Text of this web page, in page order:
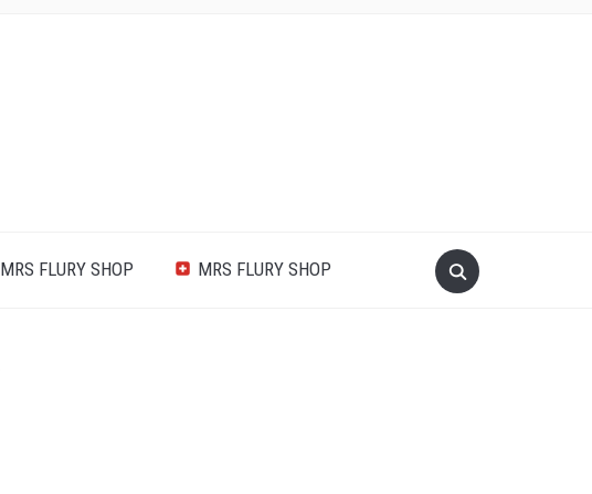
MRS FLURY SHOP MRS FLURY SHOP